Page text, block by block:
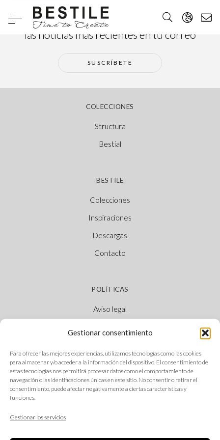
Gestionar consentimiento
Para ofrecer las mejores experiencias, utilizamos tecnologías como las cookies
para almacenar y/o acceder a la información del dispositivo. El consentimiento de
estas tecnologías nos permitirá procesar datos como el comportamiento de
navegación o las identificaciones únicas en este sitio. No consentir o retirar el
consentimiento, puede afectar negativamente a ciertas características y
funciones.
Gestionar los servicios
Suscríbete a nuestra newsletter y recibe
las noticias más recientes en tu correo
SUSCRÍBETE
COLECCIONES
Structura
Bestial
BESTILE
Colecciones
Inspiraciones
Descargas
Contacto
POLÍTICAS
Aviso legal
Canal Ético